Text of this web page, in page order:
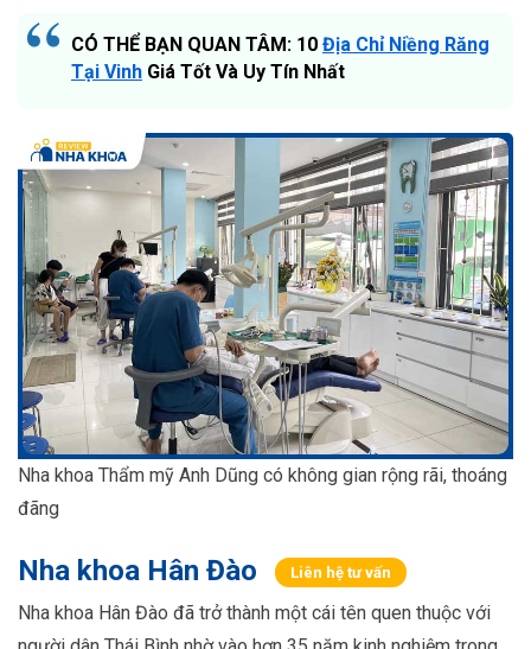
CÓ THỂ BẠN QUAN TÂM: 10 Địa Chỉ Niềng Răng
Tại Vinh Giá Tốt Và Uy Tín Nhất
Nha khoa Thẩm mỹ Anh Dũng có không gian rộng rãi, thoáng
đãng
Nha khoa Hân Đào Liên hệ tư vấn
Nha khoa Hân Đào đã trở thành một cái tên quen thuộc với